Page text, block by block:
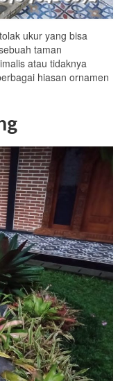
ukur yang bisa
taman
atau tidaknya
hiasan ornamen